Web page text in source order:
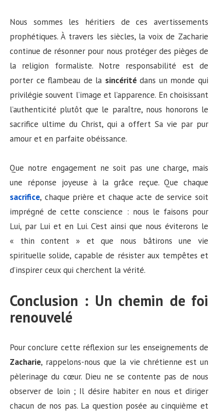
Nous sommes les héritiers de ces avertissements
prophétiques. À travers les siècles, la voix de Zacharie
continue de résonner pour nous protéger des pièges de
la religion formaliste. Notre responsabilité est de
porter ce flambeau de la sincéritédans un monde qui
privilégie souvent l’image et l’apparence. En choisissant
l’authenticité plutôt que le paraître, nous honorons le
sacrifice ultime du Christ, qui a offert Sa vie par pur
amour et en parfaite obéissance.
Que notre engagement ne soit pas une charge, mais
une réponse joyeuse à la grâce reçue. Que chaque
sacrifice, chaque prière et chaque acte de service soit
imprégné de cette conscience : nous le faisons pour
Lui, par Lui et en Lui. C’est ainsi que nous éviterons le
« thin content » et que nous bâtirons une vie
spirituelle solide, capable de résister aux tempêtes et
d’inspirer ceux qui cherchent la vérité.
Conclusion : Un chemin de foi
renouvelé
Pour conclure cette réflexion sur les enseignements de
Zacharie, rappelons-nous que la vie chrétienne est un
pèlerinage du cœur. Dieu ne se contente pas de nous
observer de loin ; Il désire habiter en nous et diriger
chacun de nos pas. La question posée au cinquième et